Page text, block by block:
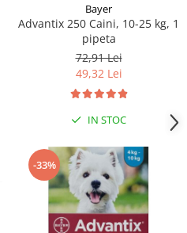
Bayer
Advantix 250 Caini, 10-25 kg, 1
pipeta
72,91 Lei
49,32 Lei
IN STOC
-33%